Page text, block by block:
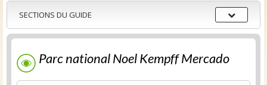
Sections
du
guide
SECTIONS DU GUIDE
Parc national Noel Kempff Mercado